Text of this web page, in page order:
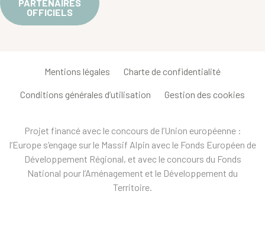
PARTENAIRES
OFFICIELS
Mentions légales Charte de confidentialité
Conditions générales d’utilisation Gestion des cookies
Projet financé avec le concours de l’Union européenne :
l’Europe s’engage sur le Massif Alpin avec le Fonds Européen de
Développement Régional, et avec le concours du Fonds
National pour l’Aménagement et le Développement du
Territoire.